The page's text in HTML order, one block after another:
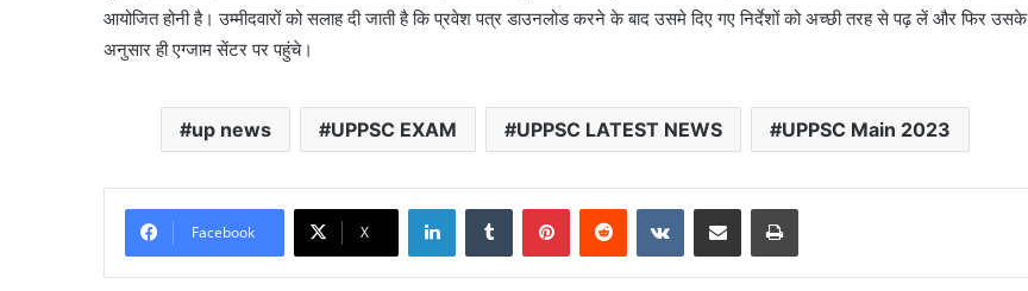
आयोजित होनी है। उम्मीदवारों को सलाह दी जाती है कि प्रवेश पत्र डाउनलोड करने के बाद उसमे दिए गए निर्देशों को अच्छी तरह से पढ़ लें और फिर उसके
अनुसार ही एग्जाम सेंटर पर पहुंचे।
up news UPPSC EXAM UPPSC LATEST NEWS UPPSC Main 2023
Facebook X
LinkedInTumblr PinterestReddit VKontakteShare via Email Print